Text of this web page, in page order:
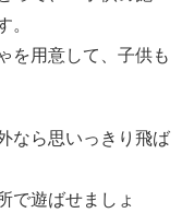
。
を用意して、子供も
なら思いっきり飛ば
で遊ばせましょ